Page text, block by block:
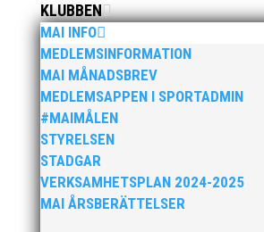
KLUBBEN
MAI INFO
MEDLEMSINFORMATION
MAI MÅNADSBREV
MEDLEMSAPPEN I SPORTADMIN
#MAIMÅLEN
STYRELSEN
STADGAR
VERKSAMHETSPLAN 2024-2025
MAI ÅRSBERÄTTELSER
Klubbchef – Malmö Allmänna
Vill du vara med och skapa glädje,
utveckling i en av Sveriges största
friidrottsföreningar? Malmö
– MAI – söker en engagerad,
relationsbyggande och affärsinriktad...